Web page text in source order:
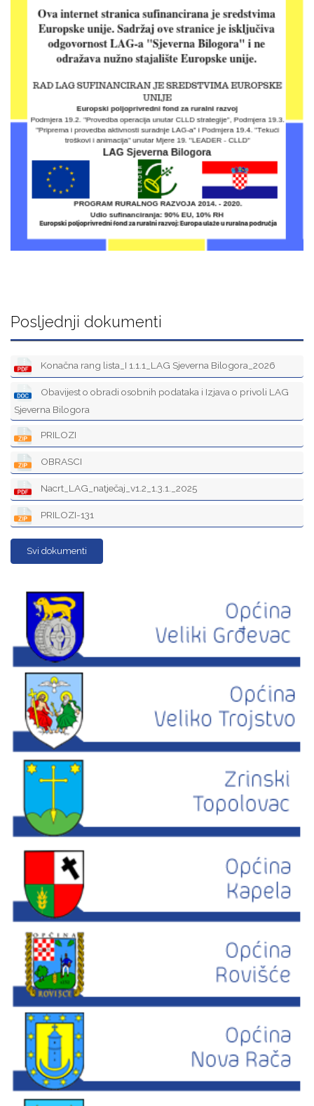
Posljednji dokumenti
Konačna rang lista_I 1.1.1_LAG Sjeverna Bilogora_2026
Obavijest o obradi osobnih podataka i Izjava o privoli LAG
Sjeverna Bilogora
PRILOZI
OBRASCI
Nacrt_LAG_natječaj_v1.2_1.3.1._2025
PRILOZI-131
Svi dokumenti